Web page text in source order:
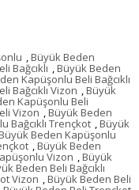
Büyük Beden
Bağcıklı Büyük Beden
Kapüşonlu Beli Bağcıklı
Bağcıklı Vizon Büyük
Kapüşonlu Beli
Vizon ,Büyük Beden
Bağcıklı Trençkot Büyük
Beden Kapüşonlu
Büyük Beden
Vizon Büyük
Beden Beli Bağcıklı
Vizon Büyük Beden Beli